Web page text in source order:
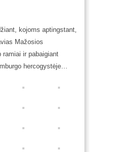
kojoms aptingstant,
Mažosios
ramiai ir pabaigiant
hercogystėje…